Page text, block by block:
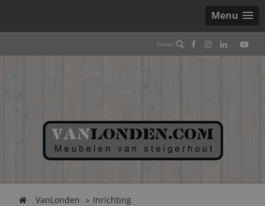
Menu
VanLonden
Inrichting